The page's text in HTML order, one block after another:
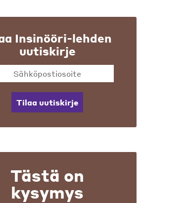
Insinööri-lehden
uutiskirje
Tilaa uutiskirje
Tästä on
kysymys